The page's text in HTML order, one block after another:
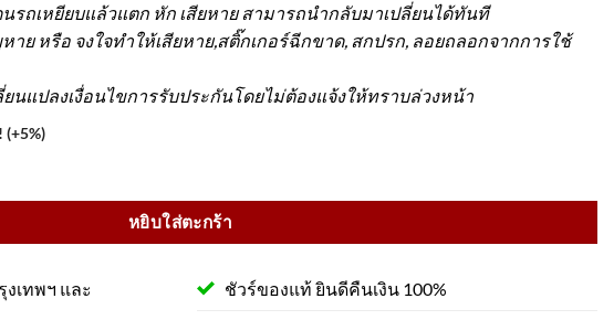
รถเหยียบแล้วแตก หัก เสียหาย สามารถนำกลับมาเปลี่ยนได้ทันที
ย หรือ จงใจทำให้เสียหาย,สติ๊กเกอร์ฉีกขาด, สกปรก, ลอยถลอกจากการใช้
นแปลงเงื่อนไขการรับประกันโดยไม่ต้องแจ้งให้ทราบล่วงหน้า
(+5%)
หยิบใส่ตะกร้า
เทพฯ และ
ชัวร์ของแท้ ยินดีคืนเงิน 100%